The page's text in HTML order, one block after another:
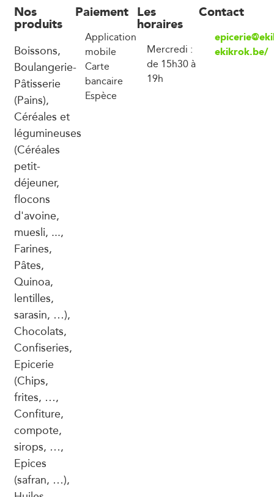
Nos
produits
Boissons,
Boulangerie-
Pâtisserie
(Pains),
Céréales et
légumineuses
(Céréales
petit-
déjeuner,
flocons
d'avoine,
muesli, ...,
Farines,
Pâtes,
Quinoa,
lentilles,
sarasin, …),
Chocolats,
Confiseries,
Epicerie
(Chips,
frites, …,
Confiture,
compote,
sirops, …,
Epices
(safran, …),
Paiement
Application
mobile
Carte
bancaire
Espèce
Les
horaires
Mercredi :
de 15h30 à
19h
Contact
ekikrok.be/